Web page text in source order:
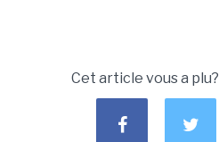
Cet article vous a plu?